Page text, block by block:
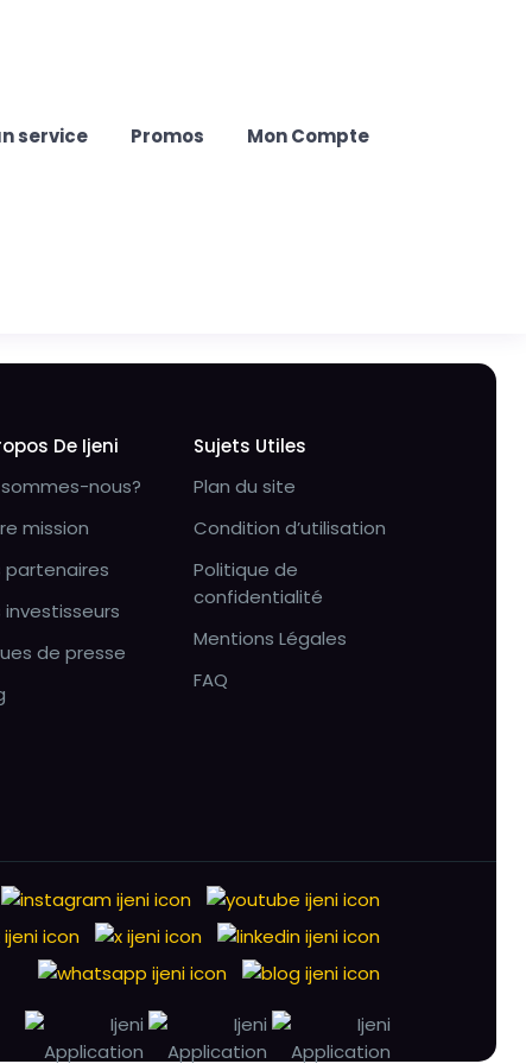
service Promos Mon Compte
De Ijeni
nous?
mission
partenaires
investisseurs
de presse
Sujets Utiles
Plan du site
Condition d’utilisation
Politique de
confidentialité
Mentions Légales
FAQ